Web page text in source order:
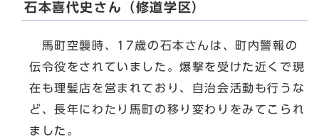
石本喜代史さん（修道学区）
馬町空襲時、17歳の石本さんは、町内警報の
伝令役をされていました。爆撃を受けた近くで現
在も理髪店を営まれており、自治会活動も行うな
ど、長年にわたり馬町の移り変わりをみてこられ
ました。